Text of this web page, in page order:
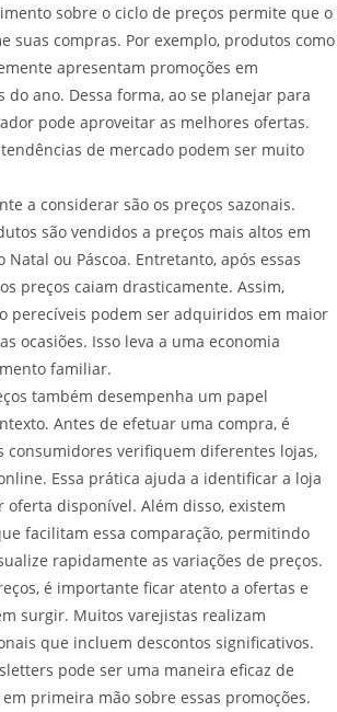
sobre o ciclo de preços permite que o
suas compras. Por exemplo, produtos como
apresentam promoções em
do ano. Dessa forma, ao se planejar para
pode aproveitar as melhores ofertas.
de mercado podem ser muito
a considerar são os preços sazonais.
são vendidos a preços mais altos em
Natal ou Páscoa. Entretanto, após essas
preços caiam drasticamente. Assim,
perecíveis podem ser adquiridos em maior
ocasiões. Isso leva a uma economia
familiar.
também desempenha um papel
Antes de efetuar uma compra, é
consumidores verifiquem diferentes lojas,
Essa prática ajuda a identificar a loja
oferta disponível. Além disso, existem
facilitam essa comparação, permitindo
rapidamente as variações de preços.
é importante ficar atento a ofertas e
surgir. Muitos varejistas realizam
que incluem descontos significativos.
pode ser uma maneira eficaz de
primeira mão sobre essas promoções.